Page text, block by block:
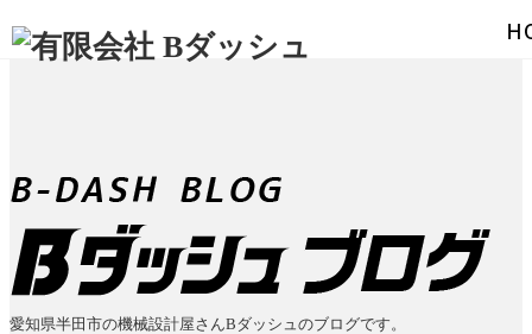
愛知県半田市の機械設計屋さんBダッシュのブログです。